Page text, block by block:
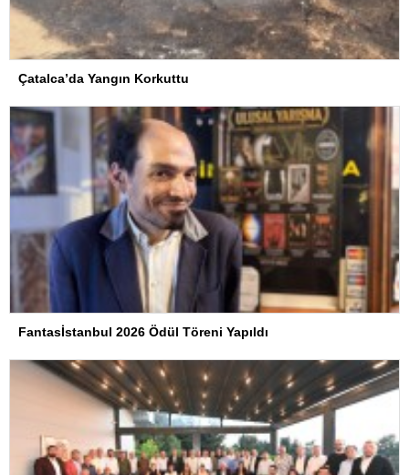
Çatalca’da Yangın Korkuttu
Fantasİstanbul 2026 Ödül Töreni Yapıldı